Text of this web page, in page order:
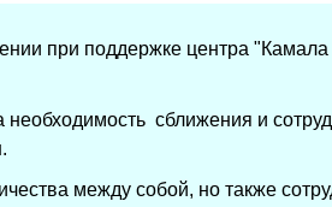
при поддержке центра
сближения и
между собой, но также